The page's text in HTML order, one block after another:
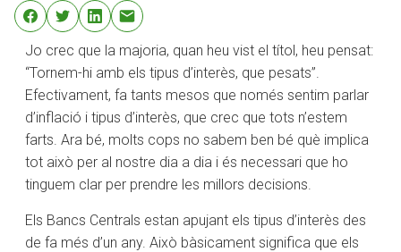
Jo crec que la majoria, quan heu vist el títol, heu pensat:
“Tornem-hi amb els tipus d’interès, que pesats”.
Efectivament, fa tants mesos que només sentim parlar
d’inflació i tipus d’interès, que crec que tots n’estem
farts. Ara bé, molts cops no sabem ben bé què implica
tot això per al nostre dia a dia i és necessari que ho
tinguem clar per prendre les millors decisions.
Els Bancs Centrals estan apujant els tipus d’interès des
de fa més d’un any. Això bàsicament significa que els